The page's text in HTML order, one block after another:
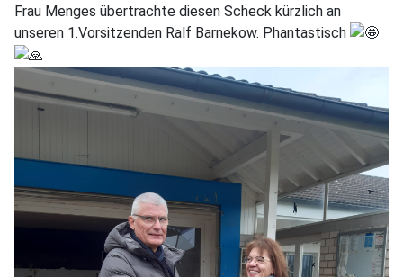
Frau Menges übertrachte diesen Scheck kürzlich an
unseren 1.Vorsitzenden Ralf Barnekow. Phantastisch